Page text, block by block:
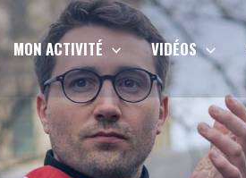
MON ACTIVITÉ VIDÉOS